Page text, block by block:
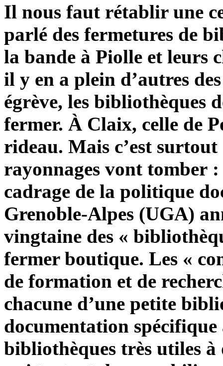
Il nous faut rétablir une
parlé des fermetures de
la bande à Piolle et leurs
il y en a plein d’autres
égrève, les bibliothèques
fermer. À Claix, celle de
rideau. Mais c’est surtout
rayonnages vont tomber
cadrage de la politique
Grenoble-Alpes (UGA)
vingtaine des «
fermer boutique. Les «
de formation et de
chacune d’une petite
documentation spécifique
bibliothèques très utiles à